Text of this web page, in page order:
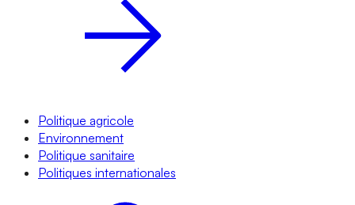
Politique agricole
Environnement
Politique sanitaire
Politiques internationales